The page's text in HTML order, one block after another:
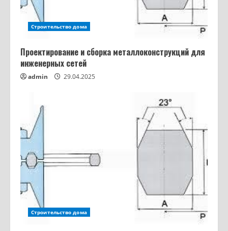
Строительство дома
Проектирование и сборка металлоконструкций для
инженерных сетей
admin 29.04.2025
Строительство дома